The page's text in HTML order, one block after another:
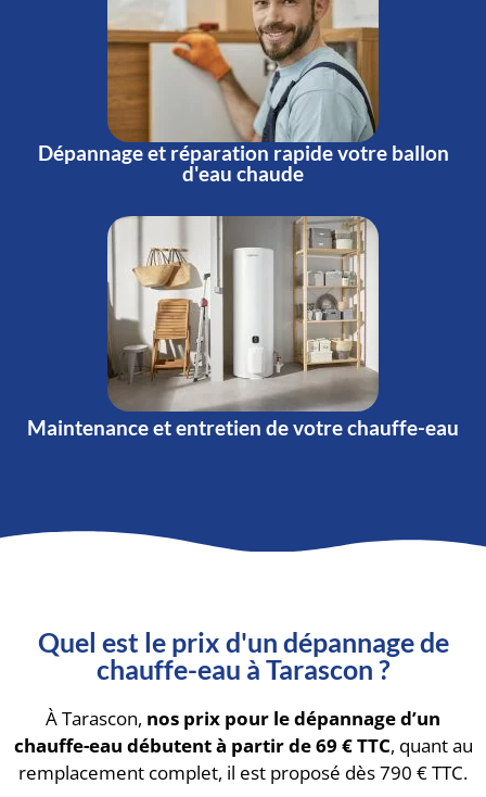
Dépannage et réparation rapide votre ballon
d'eau chaude
Maintenance et entretien de votre chauffe-eau
Quel est le prix d'un dépannage de
chauffe-eau à Tarascon ?
À Tarascon, nos prix pour le dépannage d’un
chauffe-eau débutent à partir de 69 € TTC, quant au
remplacement complet, il est proposé dès 790 € TTC.